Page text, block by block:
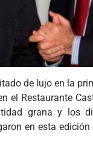
de lujo en la
el Restaurante
grana y los
en esta